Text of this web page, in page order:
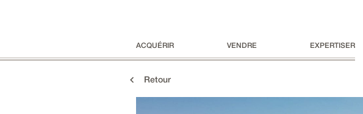
ACQUÉRIR VENDRE EXPERTISER
Retour